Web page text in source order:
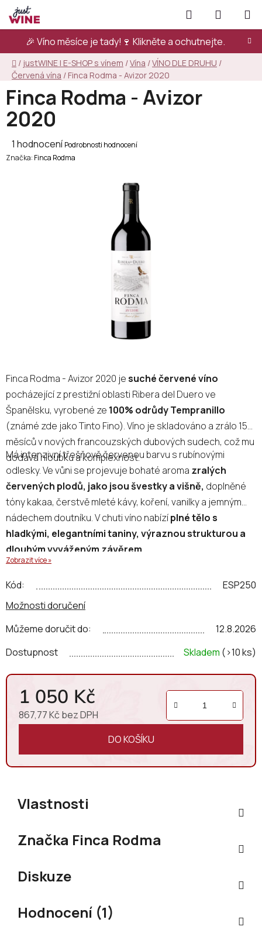
Přejít
na
obsah
🎉 Víno měsíce je tady!🍷 Klikněte a ochutnejte.
Hledat
KOŠÍK
Domů
/ justWINE | E-SHOP s vínem /Vína /VÍNO DLE DRUHU /
Červená vína / Finca Rodma - Avizor 2020
Finca Rodma - Avizor 2020 jesuché červené víno
pocházející z prestižní oblasti Ribera del Duero ve
Španělsku, vyrobené ze 100% odrůdy Tempranillo
(známé zde jako Tinto Fino). Víno je skladováno a zrálo 15
měsíců v nových francouzských dubových sudech, což mu
dodává hloubku a komplexnost.
Má intenzivní třešňově červenou barvu s rubínovými
odlesky. Ve vůni se projevuje bohaté aroma zralých
červených plodů, jako jsou švestky a višně, doplněné
tóny kakaa, čerstvě mleté kávy, koření, vanilky a jemným
nádechem doutníku. V chuti víno nabízíplné tělo s
hladkými, elegantními taniny, výraznou strukturou a
dlouhým vyváženým závěrem.
Zobrazit více »
Dostupnost Skladem (>10 ks)
Můžeme doručit do: 12.8.2026
Možnosti doručení
Kód: ESP250
1 050 Kč
867,77 Kč bez DPH
DO KOŠÍKU
Finca Rodma - Avizor
2020
Průměrné
hodnocení
1 hodnocení Podrobnosti hodnocení
Značka: Finca Rodma
Vlastnosti
Značka Finca Rodma
Diskuze
Hodnocení (1)